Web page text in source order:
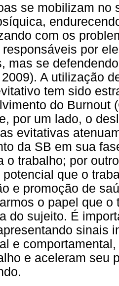
se mobilizam no
com os
por
mas se
A utilização
tem sido
do Burnout
por um lado, o
evitativas
da SB em sua
o trabalho; por
potencial que o
e promoção de
o papel que
do sujeito. É
sinais
e
e aceleram seu